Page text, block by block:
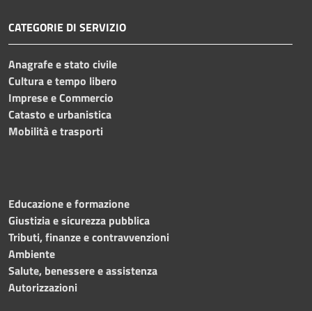
CATEGORIE DI SERVIZIO
Anagrafe e stato civile
Cultura e tempo libero
Imprese e Commercio
Catasto e urbanistica
Mobilità e trasporti
Educazione e formazione
Giustizia e sicurezza pubblica
Tributi, finanze e contravvenzioni
Ambiente
Salute, benessere e assistenza
Autorizzazioni